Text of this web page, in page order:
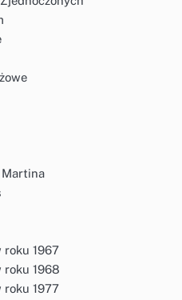
roku 1967
roku 1968
roku 1977